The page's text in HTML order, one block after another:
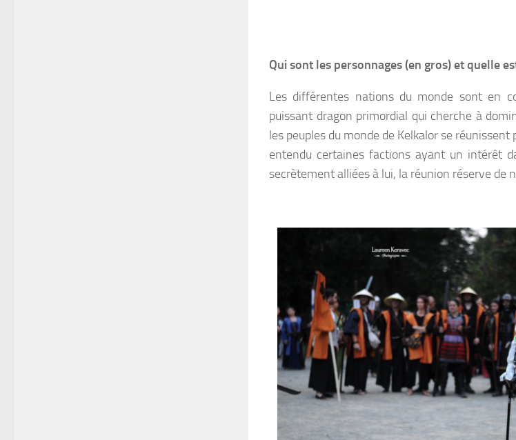
Qui sont les personnages (en gros) et quelle
Les différentes nations du monde sont en
puissant dragon primordial qui cherche à
les peuples du monde de Kelkalor se
entendu certaines factions ayant un intérêt
secrètement alliées à lui, la réunion réserve de